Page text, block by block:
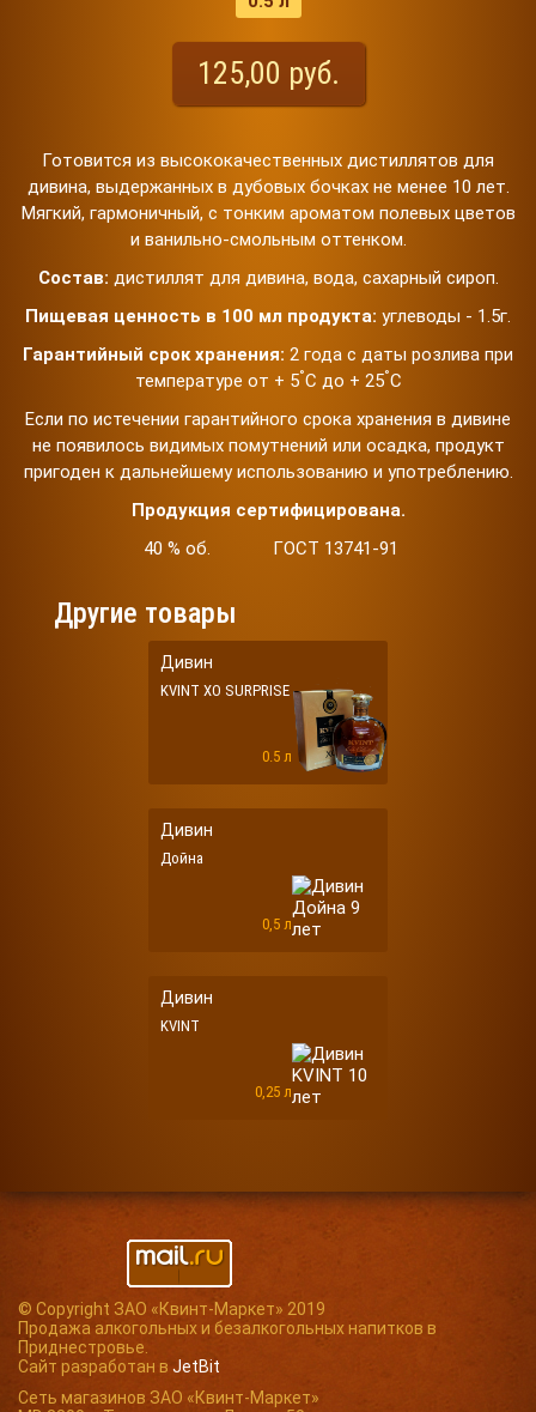
125,00 руб.
Готовится из высококачественных дистиллятов для
дивина, выдержанных в дубовых бочках не менее 10 лет.
Мягкий, гармоничный, с тонким ароматом полевых цветов
и ванильно-смольным оттенком.
Состав: дистиллят для дивина, вода, сахарный сироп.
Пищевая ценность в 100 мл продукта: углеводы - 1.5г.
Гарантийный срок хранения: 2 года с даты розлива при
температуре от + 5°С до + 25°С
Если по истечении гарантийного срока хранения в дивине
не появилось видимых помутнений или осадка, продукт
пригоден к дальнейшему использованию и употреблению.
Продукция сертифицирована.
40 % об. ГОСТ 13741-91
Другие товары
Дивин
0.5 л
KVINT XO SURPRISE
Дивин
0,5 л
Дойна
Дивин
0,25 л
KVINT
© Copyright ЗАО «Квинт-Маркет» 2019
Продажа алкогольных и безалкогольных напитков в
Приднестровье.
Сайт разработан в JetBit
Сеть магазинов ЗАО «Квинт-Маркет»